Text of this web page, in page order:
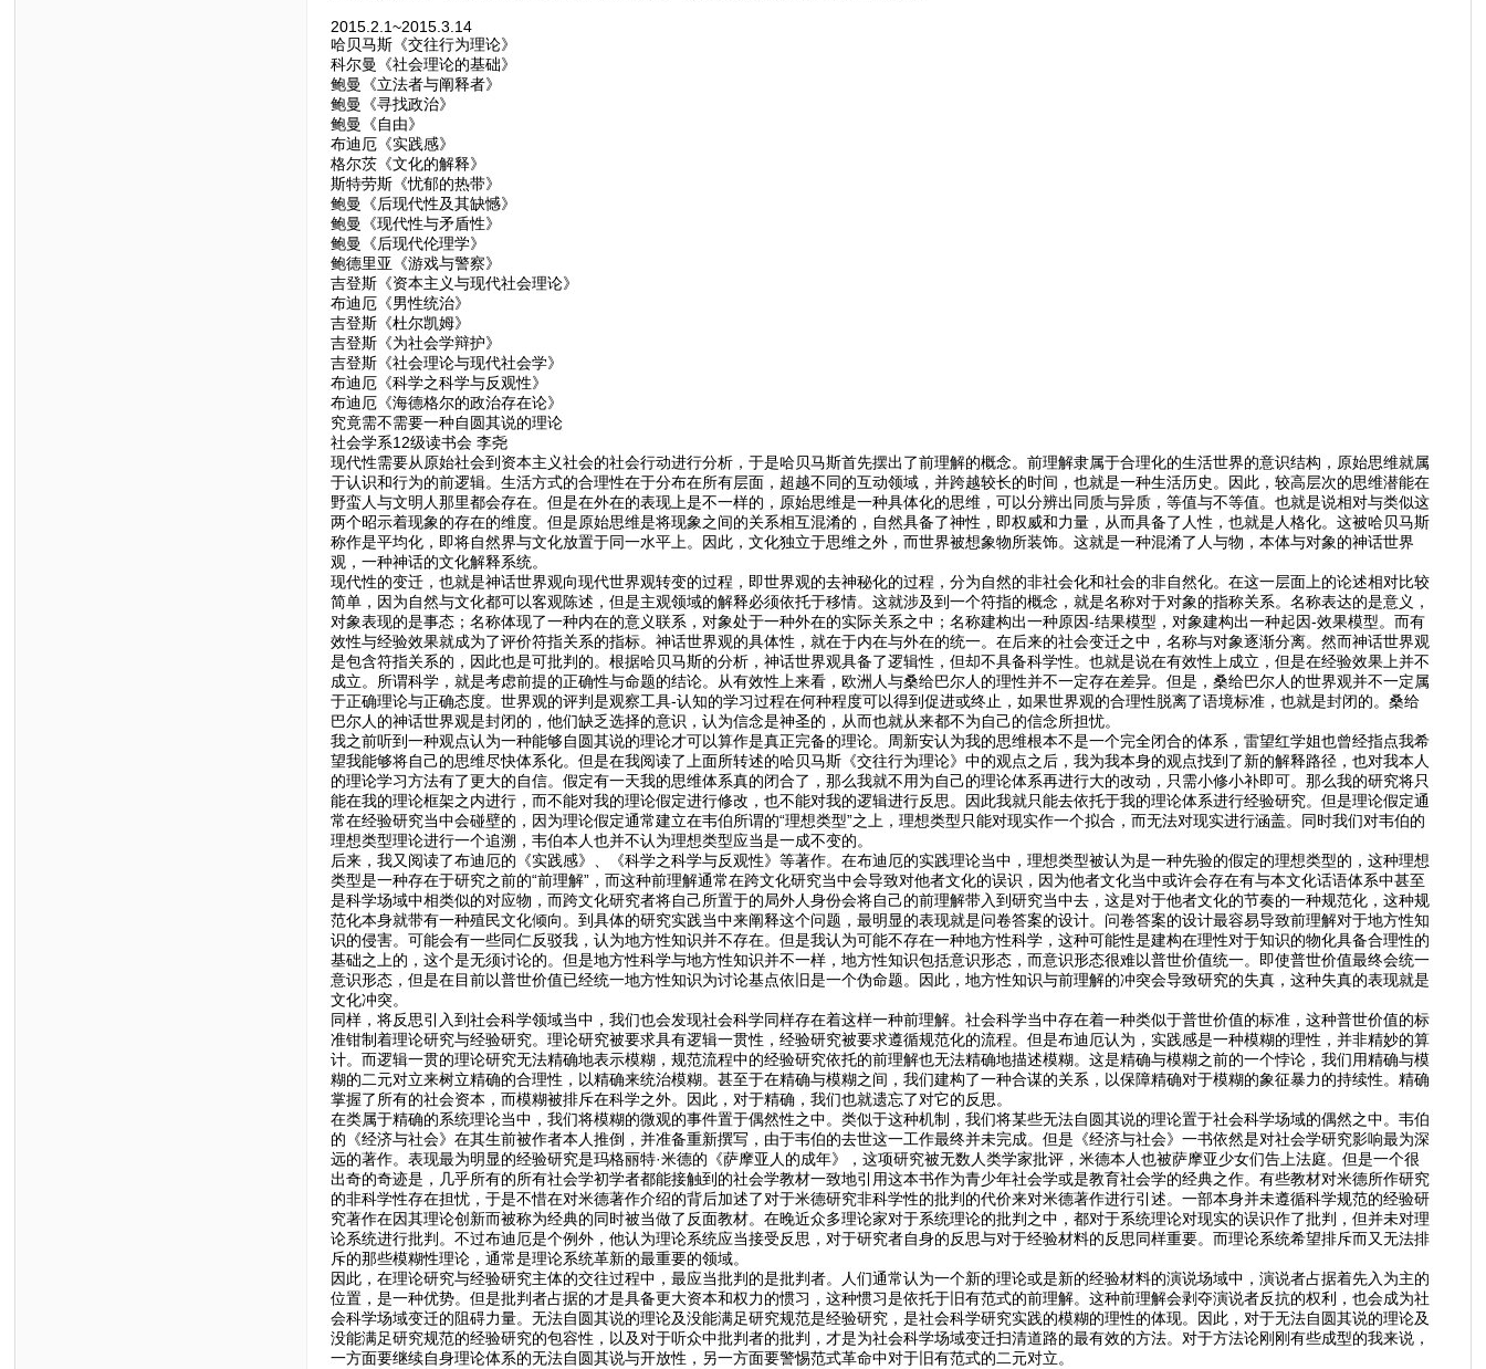
2015.2.1~2015.3.14
哈贝马斯《交往行为理论》
科尔曼《社会理论的基础》
鲍曼《立法者与阐释者》
鲍曼《寻找政治》
鲍曼《自由》
布迪厄《实践感》
格尔茨《文化的解释》
斯特劳斯《忧郁的热带》
鲍曼《后现代性及其缺憾》
鲍曼《现代性与矛盾性》
鲍曼《后现代伦理学》
鲍德里亚《游戏与警察》
吉登斯《资本主义与现代社会理论》
布迪厄《男性统治》
吉登斯《杜尔凯姆》
吉登斯《为社会学辩护》
吉登斯《社会理论与现代社会学》
布迪厄《科学之科学与反观性》
布迪厄《海德格尔的政治存在论》
究竟需不需要一种自圆其说的理论
社会学系12级读书会 李尧
现代性需要从原始社会到资本主义社会的社会行动进行分析，于是哈贝马斯首先摆出了前理解的概念。前理解隶属于合理化的生活世界的意识结构，原始思维就属
于认识和行为的前逻辑。生活方式的合理性在于分布在所有层面，超越不同的互动领域，并跨越较长的时间，也就是一种生活历史。因此，较高层次的思维潜能在
野蛮人与文明人那里都会存在。但是在外在的表现上是不一样的，原始思维是一种具体化的思维，可以分辨出同质与异质，等值与不等值。也就是说相对与类似这
两个昭示着现象的存在的维度。但是原始思维是将现象之间的关系相互混淆的，自然具备了神性，即权威和力量，从而具备了人性，也就是人格化。这被哈贝马斯
称作是平均化，即将自然界与文化放置于同一水平上。因此，文化独立于思维之外，而世界被想象物所装饰。这就是一种混淆了人与物，本体与对象的神话世界
观，一种神话的文化解释系统。
现代性的变迁，也就是神话世界观向现代世界观转变的过程，即世界观的去神秘化的过程，分为自然的非社会化和社会的非自然化。在这一层面上的论述相对比较
简单，因为自然与文化都可以客观陈述，但是主观领域的解释必须依托于移情。这就涉及到一个符指的概念，就是名称对于对象的指称关系。名称表达的是意义，
对象表现的是事态；名称体现了一种内在的意义联系，对象处于一种外在的实际关系之中；名称建构出一种原因-结果模型，对象建构出一种起因-效果模型。而有
效性与经验效果就成为了评价符指关系的指标。神话世界观的具体性，就在于内在与外在的统一。在后来的社会变迁之中，名称与对象逐渐分离。然而神话世界观
是包含符指关系的，因此也是可批判的。根据哈贝马斯的分析，神话世界观具备了逻辑性，但却不具备科学性。也就是说在有效性上成立，但是在经验效果上并不
成立。所谓科学，就是考虑前提的正确性与命题的结论。从有效性上来看，欧洲人与桑给巴尔人的理性并不一定存在差异。但是，桑给巴尔人的世界观并不一定属
于正确理论与正确态度。世界观的评判是观察工具-认知的学习过程在何种程度可以得到促进或终止，如果世界观的合理性脱离了语境标准，也就是封闭的。桑给
巴尔人的神话世界观是封闭的，他们缺乏选择的意识，认为信念是神圣的，从而也就从来都不为自己的信念所担忧。
我之前听到一种观点认为一种能够自圆其说的理论才可以算作是真正完备的理论。周新安认为我的思维根本不是一个完全闭合的体系，雷望红学姐也曾经指点我希
望我能够将自己的思维尽快体系化。但是在我阅读了上面所转述的哈贝马斯《交往行为理论》中的观点之后，我为我本身的观点找到了新的解释路径，也对我本人
的理论学习方法有了更大的自信。假定有一天我的思维体系真的闭合了，那么我就不用为自己的理论体系再进行大的改动，只需小修小补即可。那么我的研究将只
能在我的理论框架之内进行，而不能对我的理论假定进行修改，也不能对我的逻辑进行反思。因此我就只能去依托于我的理论体系进行经验研究。但是理论假定通
常在经验研究当中会碰壁的，因为理论假定通常建立在韦伯所谓的“理想类型”之上，理想类型只能对现实作一个拟合，而无法对现实进行涵盖。同时我们对韦伯的
理想类型理论进行一个追溯，韦伯本人也并不认为理想类型应当是一成不变的。
后来，我又阅读了布迪厄的《实践感》、《科学之科学与反观性》等著作。在布迪厄的实践理论当中，理想类型被认为是一种先验的假定的理想类型的，这种理想
类型是一种存在于研究之前的“前理解”，而这种前理解通常在跨文化研究当中会导致对他者文化的误识，因为他者文化当中或许会存在有与本文化话语体系中甚至
是科学场域中相类似的对应物，而跨文化研究者将自己所置于的局外人身份会将自己的前理解带入到研究当中去，这是对于他者文化的节奏的一种规范化，这种规
范化本身就带有一种殖民文化倾向。到具体的研究实践当中来阐释这个问题，最明显的表现就是问卷答案的设计。问卷答案的设计最容易导致前理解对于地方性知
识的侵害。可能会有一些同仁反驳我，认为地方性知识并不存在。但是我认为可能不存在一种地方性科学，这种可能性是建构在理性对于知识的物化具备合理性的
基础之上的，这个是无须讨论的。但是地方性科学与地方性知识并不一样，地方性知识包括意识形态，而意识形态很难以普世价值统一。即使普世价值最终会统一
意识形态，但是在目前以普世价值已经统一地方性知识为讨论基点依旧是一个伪命题。因此，地方性知识与前理解的冲突会导致研究的失真，这种失真的表现就是
文化冲突。
同样，将反思引入到社会科学领域当中，我们也会发现社会科学同样存在着这样一种前理解。社会科学当中存在着一种类似于普世价值的标准，这种普世价值的标
准钳制着理论研究与经验研究。理论研究被要求具有逻辑一贯性，经验研究被要求遵循规范化的流程。但是布迪厄认为，实践感是一种模糊的理性，并非精妙的算
计。而逻辑一贯的理论研究无法精确地表示模糊，规范流程中的经验研究依托的前理解也无法精确地描述模糊。这是精确与模糊之前的一个悖论，我们用精确与模
糊的二元对立来树立精确的合理性，以精确来统治模糊。甚至于在精确与模糊之间，我们建构了一种合谋的关系，以保障精确对于模糊的象征暴力的持续性。精确
掌握了所有的社会资本，而模糊被排斥在科学之外。因此，对于精确，我们也就遗忘了对它的反思。
在类属于精确的系统理论当中，我们将模糊的微观的事件置于偶然性之中。类似于这种机制，我们将某些无法自圆其说的理论置于社会科学场域的偶然之中。韦伯
的《经济与社会》在其生前被作者本人推倒，并准备重新撰写，由于韦伯的去世这一工作最终并未完成。但是《经济与社会》一书依然是对社会学研究影响最为深
远的著作。表现最为明显的经验研究是玛格丽特·米德的《萨摩亚人的成年》，这项研究被无数人类学家批评，米德本人也被萨摩亚少女们告上法庭。但是一个很
出奇的奇迹是，几乎所有的所有社会学初学者都能接触到的社会学教材一致地引用这本书作为青少年社会学或是教育社会学的经典之作。有些教材对米德所作研究
的非科学性存在担忧，于是不惜在对米德著作介绍的背后加述了对于米德研究非科学性的批判的代价来对米德著作进行引述。一部本身并未遵循科学规范的经验研
究著作在因其理论创新而被称为经典的同时被当做了反面教材。在晚近众多理论家对于系统理论的批判之中，都对于系统理论对现实的误识作了批判，但并未对理
论系统进行批判。不过布迪厄是个例外，他认为理论系统应当接受反思，对于研究者自身的反思与对于经验材料的反思同样重要。而理论系统希望排斥而又无法排
斥的那些模糊性理论，通常是理论系统革新的最重要的领域。
因此，在理论研究与经验研究主体的交往过程中，最应当批判的是批判者。人们通常认为一个新的理论或是新的经验材料的演说场域中，演说者占据着先入为主的
位置，是一种优势。但是批判者占据的才是具备更大资本和权力的惯习，这种惯习是依托于旧有范式的前理解。这种前理解会剥夺演说者反抗的权利，也会成为社
会科学场域变迁的阻碍力量。无法自圆其说的理论及没能满足研究规范是经验研究，是社会科学研究实践的模糊的理性的体现。因此，对于无法自圆其说的理论及
没能满足研究规范的经验研究的包容性，以及对于听众中批判者的批判，才是为社会科学场域变迁扫清道路的最有效的方法。对于方法论刚刚有些成型的我来说，
一方面要继续自身理论体系的无法自圆其说与开放性，另一方面要警惕范式革命中对于旧有范式的二元对立。